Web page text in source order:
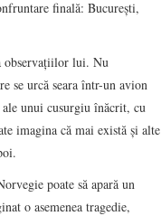
finală: Bucureşti,
observaţiilor lui. Nu
se urcă seara într-un avion
unui cusurgiu înăcrit, cu
imagina că mai există şi alte
poate să apară un
o asemenea tragedie,